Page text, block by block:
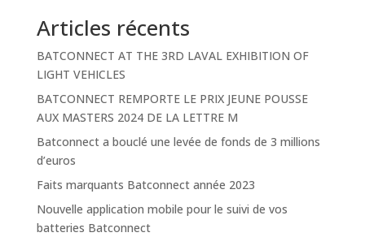
Articles récents
BATCONNECT AT THE 3RD LAVAL EXHIBITION OF
LIGHT VEHICLES
BATCONNECT REMPORTE LE PRIX JEUNE POUSSE
AUX MASTERS 2024 DE LA LETTRE M
Batconnect a bouclé une levée de fonds de 3 millions
d’euros
Faits marquants Batconnect année 2023
Nouvelle application mobile pour le suivi de vos
batteries Batconnect